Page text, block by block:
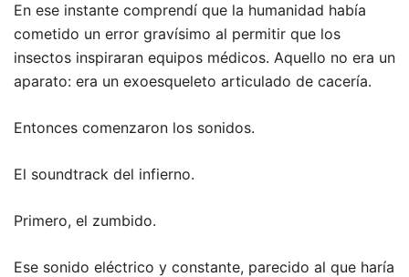
En ese instante comprendí que la humanidad había
cometido un error gravísimo al permitir que los
insectos inspiraran equipos médicos. Aquello no era un
aparato: era un exoesqueleto articulado de cacería.
Entonces comenzaron los sonidos.
El soundtrack del infierno.
Primero, el zumbido.
Ese sonido eléctrico y constante, parecido al que haría